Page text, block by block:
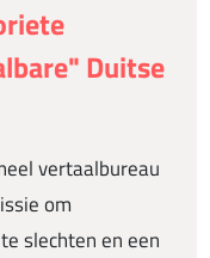
Duitse
vertaalbureau
om
slechten en een